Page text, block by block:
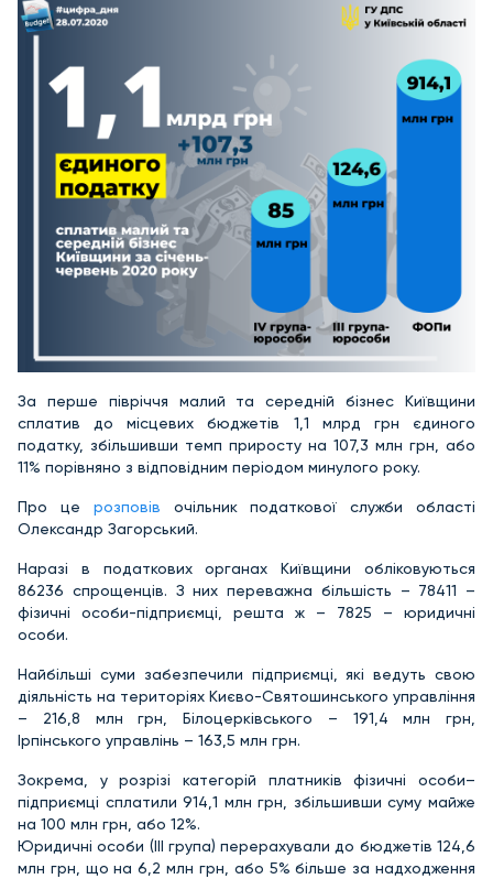
За перше півріччя малий та середній бізнес Київщини
сплатив до місцевих бюджетів 1,1 млрд грн єдиного
податку, збільшивши темп приросту на 107,3 млн грн, або
11% порівняно з відповідним періодом минулого року.
Про це розповів очільник податкової служби області
Олександр Загорський.
Наразі в податкових органах Київщини обліковуються
86236 спрощенців. З них переважна більшість – 78411 –
фізичні особи-підприємці, решта ж – 7825 – юридичні
особи.
Найбільші суми забезпечили підприємці, які ведуть свою
діяльність на територіях Києво-Святошинського управління
– 216,8 млн грн, Білоцерківського – 191,4 млн грн,
Ірпінського управлінь – 163,5 млн грн.
Зокрема, у розрізі категорій платників фізичні особи–
підприємці сплатили 914,1 млн грн, збільшивши суму майже
на 100 млн грн, або 12%.
Юридичні особи (ІІІ група) перерахували до бюджетів 124,6
млн грн, що на 6,2 млн грн, або 5% більше за надходження